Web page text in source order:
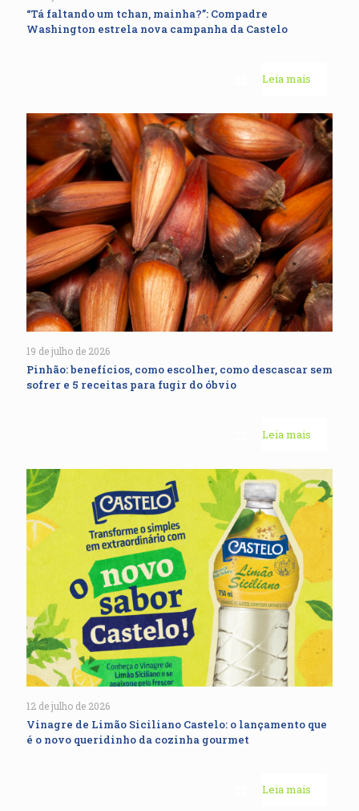
“Tá faltando um tchan, mainha?”: Compadre
Washington estrela nova campanha da Castelo
Leia mais
19 de julho de 2026
Pinhão: benefícios, como escolher, como descascar sem
sofrer e 5 receitas para fugir do óbvio
Leia mais
12 de julho de 2026
Vinagre de Limão Siciliano Castelo: o lançamento que
é o novo queridinho da cozinha gourmet
Leia mais